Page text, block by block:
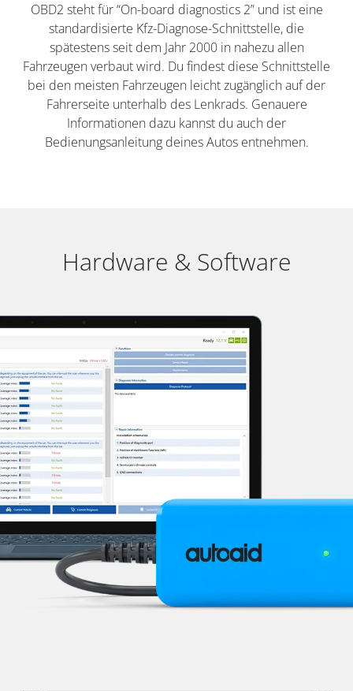
OBD2 steht für “On-board diagnostics 2” und ist eine
standardisierte Kfz-Diagnose-Schnittstelle, die
spätestens seit dem Jahr 2000 in nahezu allen
Fahrzeugen verbaut wird. Du findest diese Schnittstelle
bei den meisten Fahrzeugen leicht zugänglich auf der
Fahrerseite unterhalb des Lenkrads. Genauere
Informationen dazu kannst du auch der
Bedienungsanleitung deines Autos entnehmen.
Hardware & Software